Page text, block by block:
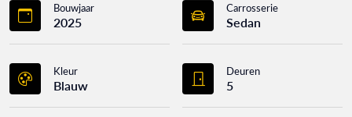
Bouwjaar
2025
Carrosserie
Sedan
Kleur
Blauw
Deuren
5